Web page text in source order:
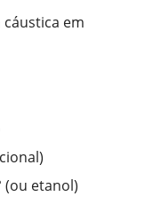
em
(ou etanol)